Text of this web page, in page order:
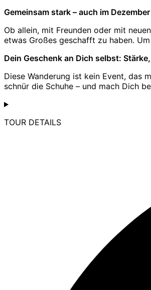
Gemeinsam stark – auch im Dezember
Ob allein, mit Freunden oder mit
etwas Großes geschafft zu haben.
Dein Geschenk an Dich selbst:
Diese Wanderung ist kein Event, das
schnür die Schuhe – und mach Dich
TOUR DETAILS